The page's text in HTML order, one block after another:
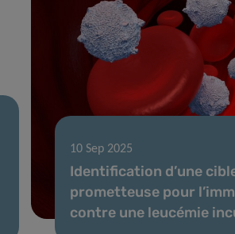
10 Sep 2025
Identification d’une
prometteuse pour
contre une leucémie